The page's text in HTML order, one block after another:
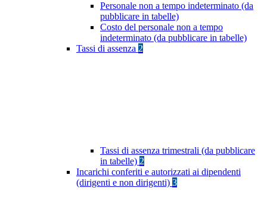
Personale non a tempo indeterminato (da
pubblicare in tabelle)
Costo del personale non a tempo
indeterminato (da pubblicare in tabelle)
Tassi di assenza 2
Tassi di assenza trimestrali (da pubblicare
in tabelle) 2
Incarichi conferiti e autorizzati ai dipendenti
(dirigenti e non dirigenti) 3